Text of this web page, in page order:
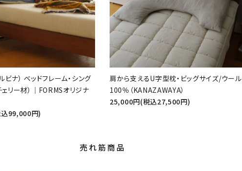
ナ） ベッドフレーム・シング
ェリー材）｜FORMSオリジナ
99,000円)
肩から支えるU字型枕・ビッグサイズ/ウール
100％（KANAZAWAYA）
25,000円(税込27,500円)
売れ筋商品